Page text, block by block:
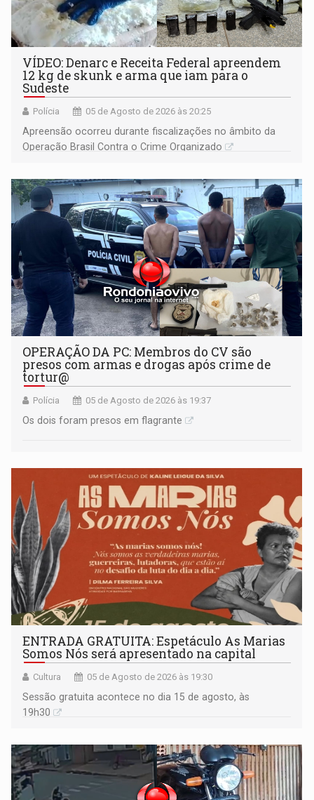
VÍDEO: Denarc e Receita Federal apreendem
12 kg de skunk e arma que iam para o
Sudeste
Polícia 05 de Agosto de 2026 às 20:25
Apreensão ocorreu durante fiscalizações no âmbito da
Operação Brasil Contra o Crime Organizado
OPERAÇÃO DA PC: Membros do CV são
presos com armas e drogas após crime de
tortur@
Polícia 05 de Agosto de 2026 às 19:37
Os dois foram presos em flagrante
ENTRADA GRATUITA: Espetáculo As Marias
Somos Nós será apresentado na capital
Cultura 05 de Agosto de 2026 às 19:30
Sessão gratuita acontece no dia 15 de agosto, às
19h30